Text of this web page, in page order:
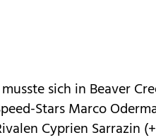
sich in Beaver
Stars Marco
Cyprien Sarrazin